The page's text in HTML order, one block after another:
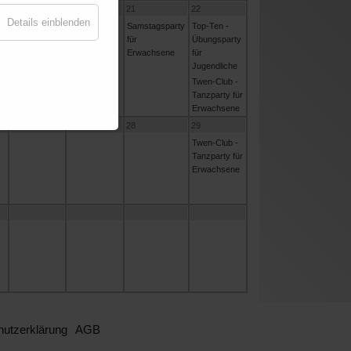
21
Samstagsparty
für
Erwachsene
22
Top-Ten -
Übungsparty
für
Jugendliche
Twen-Club -
Tanzparty für
Erwachsene
28
29
Twen-Club -
Tanzparty für
Erwachsene
AGB
Details einblenden